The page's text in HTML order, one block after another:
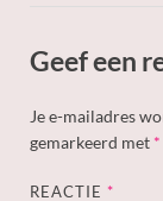
Geef een
Je e-mailadres
gemarkeerd met *
REACTIE*